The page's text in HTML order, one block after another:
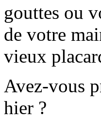
gouttes ou
de votre
vieux
Avez-vous
hier ?